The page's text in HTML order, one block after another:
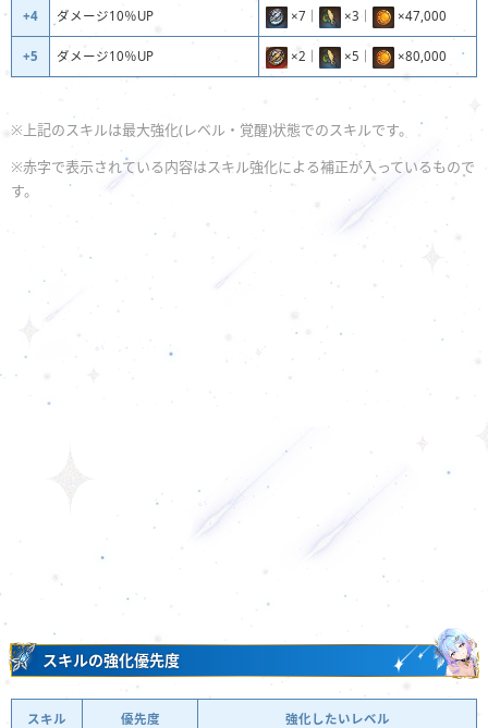
+4 ダメージ10％UP ×7｜ ×3｜ ×47,000
+5 ダメージ10％UP ×2｜ ×5｜ ×80,000
※上記のスキルは最大強化(レベル・覚醒)状態でのスキルです。
※赤字で表示されている内容はスキル強化による補正が入っているもので
す。
スキルの強化優先度
スキル 優先度 強化したいレベル